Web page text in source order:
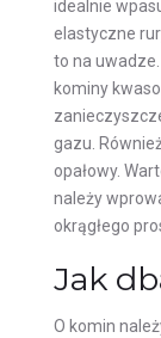
idealnie
elastyczne
to na
kominy
gazu.
opałowy.
należy
okrągłego
Jak
O komin